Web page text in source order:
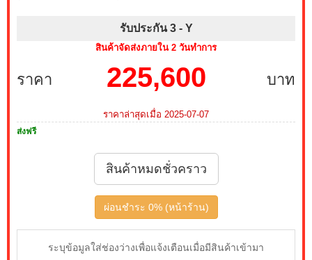
รับประกัน 3 - Y
สินค้าจัดส่งภายใน 2 วันทำการ
ราคา บาท
225,600
ราคาล่าสุดเมื่อ 2025-07-07
ส่งฟรี
สินค้าหมดชั่วคราว
ผ่อนชำระ 0% (หน้าร้าน)
ระบุข้อมูลใส่ช่องว่างเพื่อแจ้งเตือนเมื่อมีสินค้าเข้ามา